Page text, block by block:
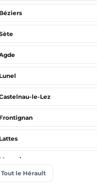
Béziers
Lunel
le-Lez
Frontignan
Lattes
Mauguio
Tout le Hérault